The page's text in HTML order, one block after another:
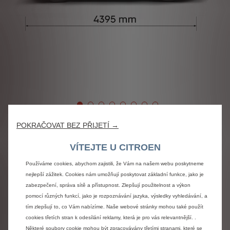
POKRAČOVAT BEZ PŘIJETÍ →
VÍTEJTE U CITROEN
Používáme cookies, abychom zajistili, že Vám na našem webu poskytneme
nejlepší zážitek. Cookies nám umožňují poskytovat základní funkce, jako je
zabezpečení, správa sítě a přístupnost. Zlepšují použitelnost a výkon
pomocí různých funkcí, jako je rozpoznávání jazyka, výsledky vyhledávání, a
tím zlepšují to, co Vám nabízíme. Naše webové stránky mohou také použít
cookies třetích stran k odesílání reklamy, která je pro vás relevantnější. .
Některé soubory cookie mohou být zpracovávány třetími stranami, které se